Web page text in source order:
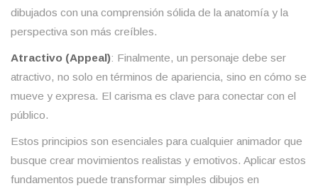
dibujados con una comprensión sólida de la anatomía y la
perspectiva son más creíbles.
Atractivo (Appeal): Finalmente, un personaje debe ser
atractivo, no solo en términos de apariencia, sino en cómo se
mueve y expresa. El carisma es clave para conectar con el
público.
Estos principios son esenciales para cualquier animador que
busque crear movimientos realistas y emotivos. Aplicar estos
fundamentos puede transformar simples dibujos en